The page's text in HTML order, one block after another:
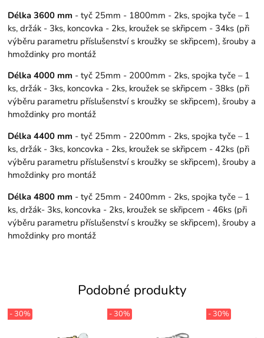
Délka 3600 mm - tyč 25mm - 1800mm - 2ks, spojka tyče – 1
ks, držák - 3ks, koncovka - 2ks, kroužek se skřipcem - 34ks (při
výběru parametru příslušenství s kroužky se skřipcem), šrouby a
hmoždinky pro montáž
Délka 4000 mm - tyč 25mm - 2000mm - 2ks, spojka tyče – 1
ks, držák - 3ks, koncovka - 2ks, kroužek se skřipcem - 38ks (při
výběru parametru příslušenství s kroužky se skřipcem), šrouby a
hmoždinky pro montáž
Délka 4400 mm - tyč 25mm - 2200mm - 2ks, spojka tyče – 1
ks, držák - 3ks, koncovka - 2ks, kroužek se skřipcem - 42ks (při
výběru parametru příslušenství s kroužky se skřipcem), šrouby a
hmoždinky pro montáž
Délka 4800 mm - tyč 25mm - 2400mm - 2ks, spojka tyče – 1
ks, držák- 3ks, koncovka - 2ks, kroužek se skřipcem - 46ks (při
výběru parametru příslušenství s kroužky se skřipcem), šrouby a
hmoždinky pro montáž
Podobné produkty
- 30% - 30% - 30%